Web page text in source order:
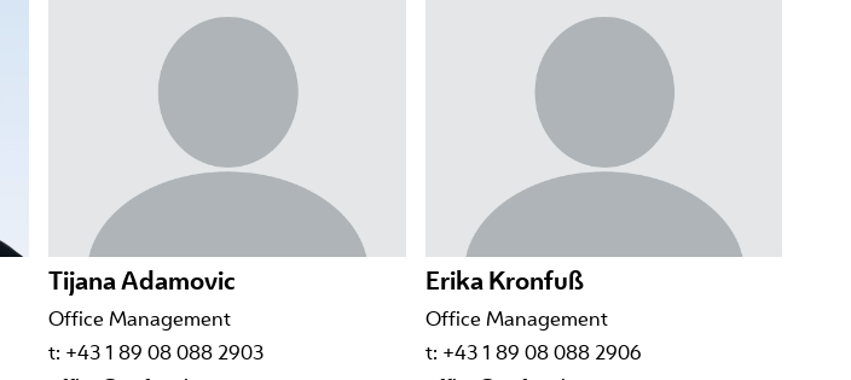
Tijana Adamovic
Office Management
t: +43 1 89 08 088 2903
Erika Kronfuß
Office Management
t: +43 1 89 08 088 2906